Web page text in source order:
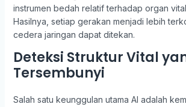
instrumen bedah relatif terhadap organ
Hasilnya, setiap gerakan menjadi lebih
cedera jaringan dapat ditekan.
Deteksi Struktur Vital
Tersembunyi
Salah satu keunggulan utama AI adalah